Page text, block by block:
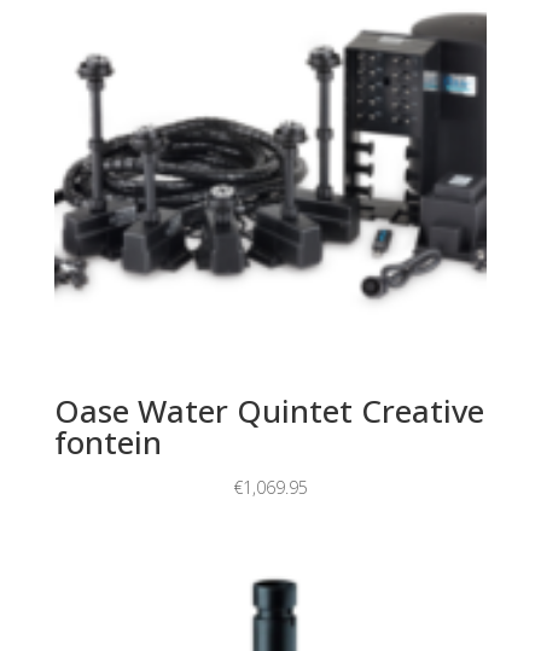
Oase Water Quintet Creative
fontein
€1,069.95